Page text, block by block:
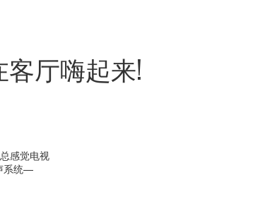
客厅嗨起来!
感觉电视
系统—